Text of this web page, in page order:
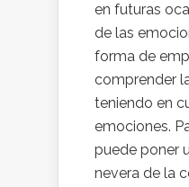
en futuras
de las
forma de
comprender
teniendo en
emociones.
puede poner
nevera de la